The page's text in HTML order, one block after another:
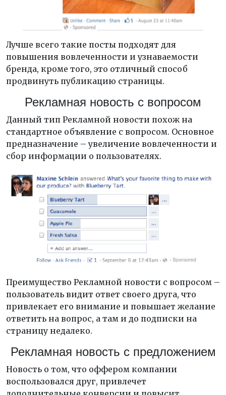
Лучше всего такие посты подходят для
повышения вовлеченности и узнаваемости
бренда, кроме того, это отличный способ
продвинуть публикацию страницы.
Рекламная новость с вопросом
Данный тип Рекламной новости похож на
стандартное объявление с вопросом. Основное
предназначение – увеличение вовлеченности и
сбор информации о пользователях.
Преимущество Рекламной новости с вопросом –
пользователь видит ответ своего друга, что
привлекает его внимание и повышает желание
ответить на вопрос, а там и до подписки на
страницу недалеко.
Рекламная новость с предложением
Новость о том, что оффером компании
воспользовался друг, привлечет